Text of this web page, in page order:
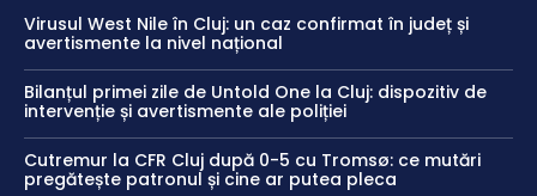
Virusul West Nile în Cluj: un caz confirmat în județ și
avertismente la nivel național
Bilanțul primei zile de Untold One la Cluj: dispozitiv de
intervenție și avertismente ale poliției
Cutremur la CFR Cluj după 0-5 cu Tromsø: ce mutări
pregătește patronul și cine ar putea pleca